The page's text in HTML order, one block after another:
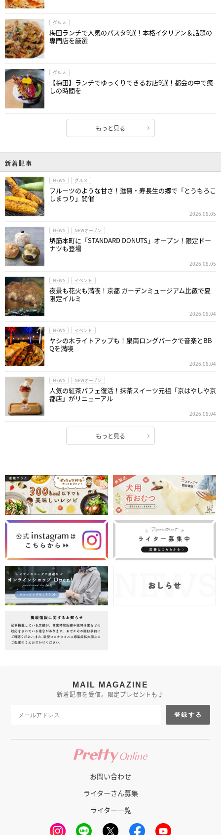
グルメ
梅田ランチで人気のパスタ9選！本格イタリアン＆話題の
専門店を厳選
グルメ
【梅田】ランチでゆっくりできるお店9選！都会の中で癒
しの時間を
もっと見る
新着記事
NEWS グルメ
フルーツのような甘さ！滋賀・寿長生の郷で「とうもろこ
しまつり」開催
2026.08.05
NEWS NEWオープン
堺筋本町に「STANDARD DONUTS」オープン！限定ドー
ナツも登場
2026.08.05
NEWS イベント
夜景も花火も満喫！京都 ガーデンミュージアム比叡で夏
限定イルミ
2026.08.04
NEWS イベント
ヤシの木ライトアップも！泉南ロングパークで音楽とBB
Qを満喫
2026.08.04
NEWS NEWオープン
人気の紅茶パフェ復活！抹茶スイーツ元祖「京はやしや京
都店」がリニューアル
2026.08.04
もっと見る
MAIL MAGAZINE
新着記事を受信。限定プレゼントも♪
登録する
お問い合わせ
ライターさん募集
ライター一覧